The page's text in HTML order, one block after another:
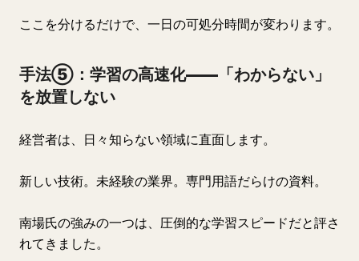
ここを分けるだけで、一日の可処分時間が変わります。
手法⑤：学習の高速化——「わからない」
を放置しない
経営者は、日々知らない領域に直面します。
新しい技術。未経験の業界。専門用語だらけの資料。
南場氏の強みの一つは、圧倒的な学習スピードだと評さ
れてきました。